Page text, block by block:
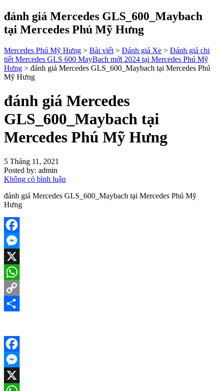
đánh giá Mercedes GLS_600_Maybach
tại Mercedes Phú Mỹ Hưng
Mercedes Phú Mỹ Hưng > Bài viết > Đánh giá Xe > Đánh giá chi
tiết Mercedes GLS 600 MayBach mới 2024 tại Mercedes Phú Mỹ
Hưng > đánh giá Mercedes GLS_600_Maybach tại Mercedes Phú
Mỹ Hưng
đánh giá Mercedes
GLS_600_Maybach tại
Mercedes Phú Mỹ Hưng
5 Tháng 11, 2021
Posted by: admin
Không có bình luận
đánh giá Mercedes GLS_600_Maybach tại Mercedes Phú Mỹ
Hưng
Facebook
Messenger
X
WhatsApp
Copy
Facebook
Messenger